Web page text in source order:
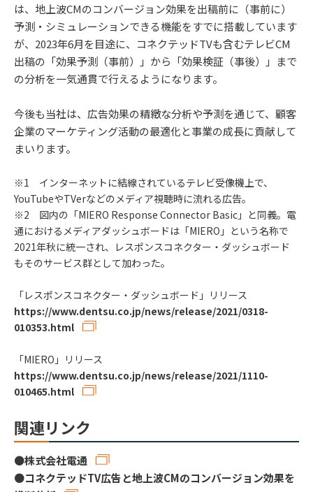
は、地上波CMのコンバージョン効果を出稿前に（事前に）
予測・シミュレーションできる機能をすでに搭載しています
が、2023年6月を目途に、コネクテッドTVも含むテレビCM
出稿の「効果予測（事前）」から「効果検証（事後）」まで
の分析を一気通貫で行えるようになります。
今後も当社は、広告効果の精緻な分析や予測を通じて、顧客
企業のマーケティング活動の最適化と事業の成長に貢献して
まいります。
※1 インターネットに結線されているテレビ受像機上で、
YouTubeやTVerなどのメディア視聴時に流れる広告。
※2 図内の「MIERO Response Connector Basic」と同義。電
通におけるメディアダッシュボードは「MIERO」という名称で
2021年秋に統一され、レスポンスコネクター・ダッシュボード
もそのサービス群として加わった。
「レスポンスコネクター・ダッシュボード」リリース
https://www.dentsu.co.jp/news/release/2021/0318-
010353.html
「MIERO」リリース
https://www.dentsu.co.jp/news/release/2021/1110-
010465.html
関連リンク
●株式会社電通
●コネクテッドTV広告と地上波CMのコンバージョン効果を